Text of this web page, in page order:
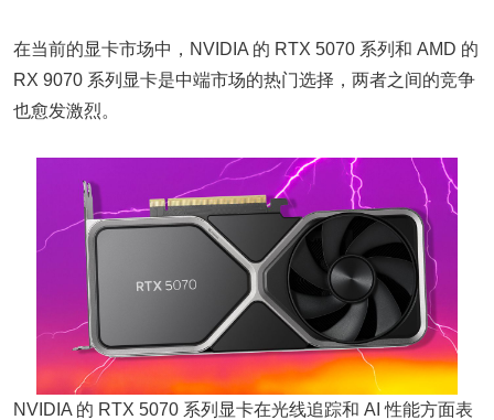
在当前的显卡市场中，NVIDIA 的 RTX 5070 系列和 AMD 的
RX 9070 系列显卡是中端市场的热门选择，两者之间的竞争
也愈发激烈。
NVIDIA 的 RTX 5070 系列显卡在光线追踪和 AI 性能方面表